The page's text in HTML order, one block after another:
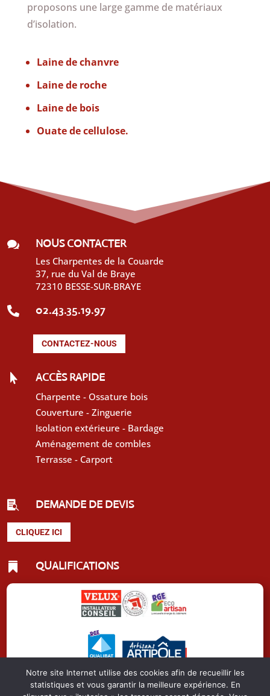
proposons une large gamme de matériaux
d’isolation.
Laine de chanvre
Laine de roche
Laine de bois
Ouate de cellulose.
 NOUS CONTACTER
Les Charpentes de la Couarde
37, rue du Val de Braye
72310 BESSE-SUR-BRAYE
 02.43.35.19.97
CONTACTEZ-NOUS
 ACCÈS RAPIDE
Charpente - Ossature bois
Couverture - Zinguerie
Isolation extérieure - Bardage
Aménagement de combles
Terrasse - Carport
 DEMANDE DE DEVIS
CLIQUEZ ICI
 QUALIFICATIONS
Notre site Internet utilise des cookies afin de recueillir les
statistiques et vous garantir la meilleure expérience. En